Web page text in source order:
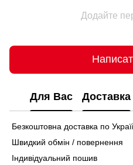
Додайте
Для Вас Доставка
Безкоштовна доставка по
Швидкий обмін / повернення
Індивідуальний пошив